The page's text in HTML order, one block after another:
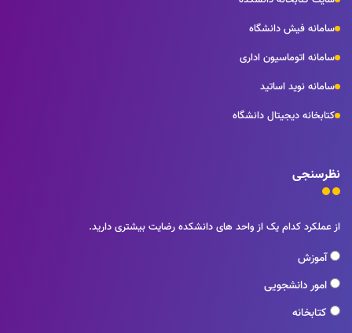
سامانه فیش دانشگاه
سامانه اتوماسیون اداری
سامانه نوید اساتید
کتابخانه دیجیتال دانشگاه
نظرسنجی
از عملکرد کدام یک از واحد های دانشکده رضایت بیشتری دارید.
آموزش
امور دانشجویی
کتابخانه